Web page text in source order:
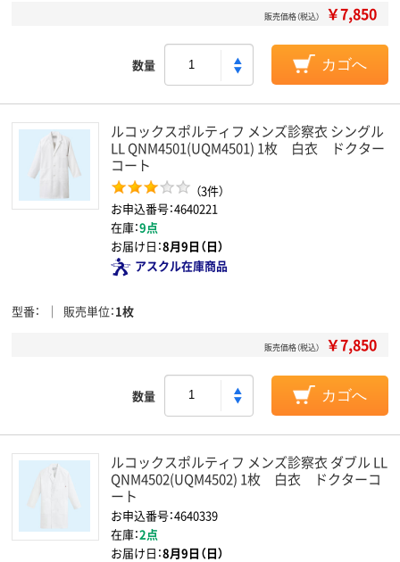
販売価格（税込） ￥7,850
数量 カゴへ
ルコックスポルティフ メンズ診察衣 シングル
LL QNM4501(UQM4501) 1枚 白衣 ドクター
コート
（3件）
お申込番号：4640221
在庫：9点
お届け日：8月9日（日）
アスクル在庫商品
型番 販売単位 1枚
販売価格（税込） ￥7,850
数量 カゴへ
ルコックスポルティフ メンズ診察衣 ダブル LL
QNM4502(UQM4502) 1枚 白衣 ドクターコ
ート
お申込番号：4640339
在庫：2点
お届け日：8月9日（日）